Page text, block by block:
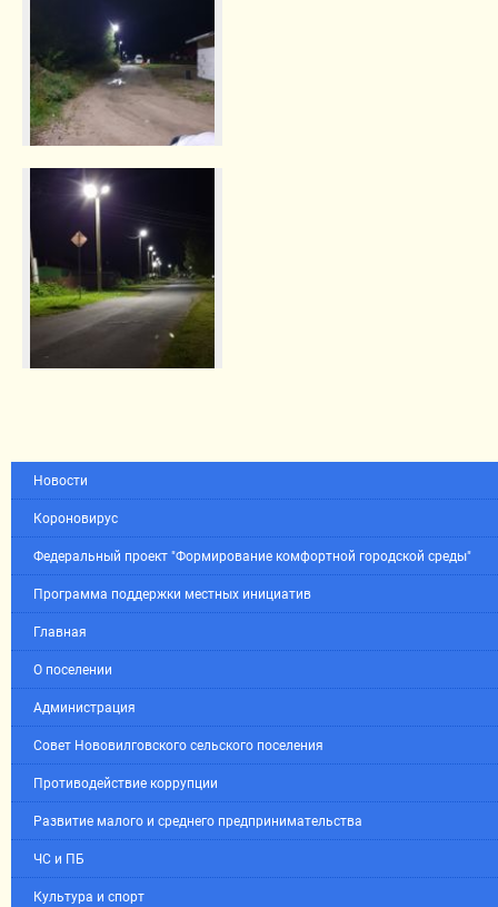
Новости
Короновирус
Федеральный проект "Формирование комфортной городской среды"
Программа поддержки местных инициатив
Главная
О поселении
Администрация
Совет Нововилговского сельского поселения
Противодействие коррупции
Развитие малого и среднего предпринимательства
ЧС и ПБ
Культура и спорт